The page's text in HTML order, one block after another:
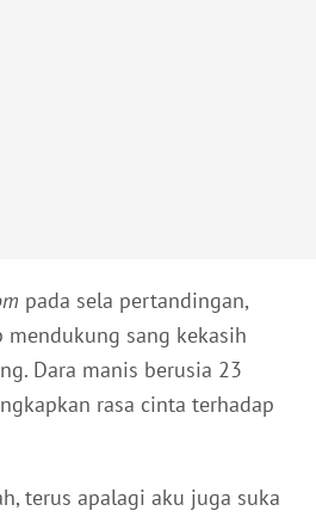
pada sela pertandingan,
mendukung sang kekasih
Dara manis berusia 23
rasa cinta terhadap
terus apalagi aku juga suka